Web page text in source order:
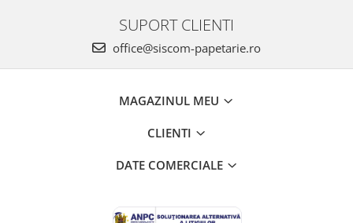
Echipamente de protectie
SUPORT CLIENTI
office@siscom-papetarie.ro
MAGAZINUL MEU
CLIENTI
DATE COMERCIALE